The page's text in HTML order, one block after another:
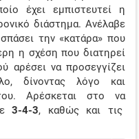
έχει εμπιστευτεί η
διάστημα. Ανέλαβε
την «κατάρα» που
η σχέση που διατηρεί
αρέσει να προσεγγίζει
δίνοντας λόγο και
Αρέσκεται στο να
3-4-3, καθώς και τις